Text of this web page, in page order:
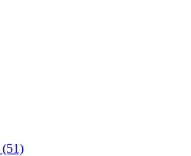
(51)